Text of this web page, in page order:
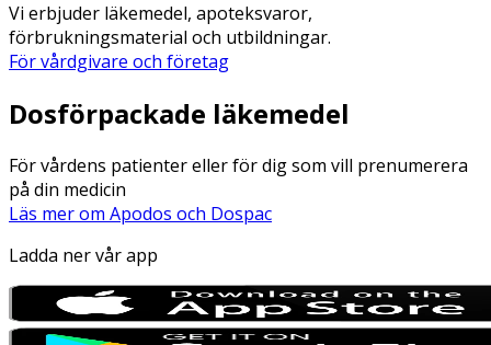
Vi erbjuder läkemedel, apoteksvaror,
förbrukningsmaterial och utbildningar.
För vårdgivare och företag
Dosförpackade läkemedel
För vårdens patienter eller för dig som vill prenumerera
på din medicin
Läs mer om Apodos och Dospac
Ladda ner vår app